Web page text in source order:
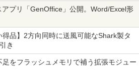
プリ「GenOffice」公開。Word/Excel形
得品】2方向同時に送風可能なShark製タ
き
をフラッシュメモリで補う拡張モジュー